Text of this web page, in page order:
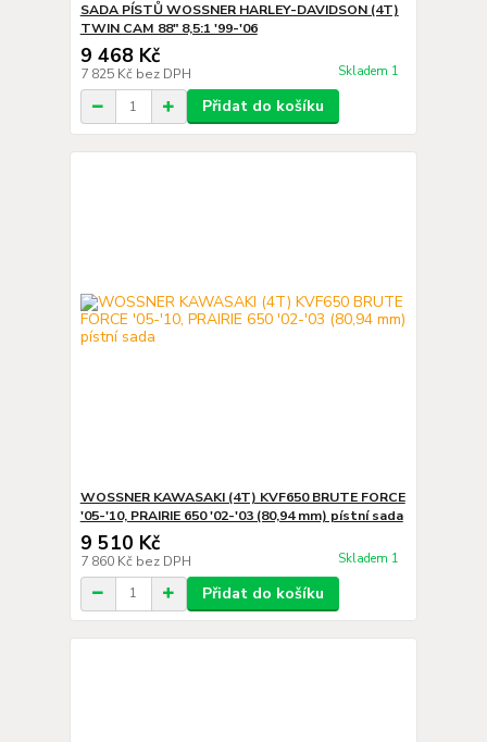
SADA PÍSTŮ WOSSNER HARLEY-DAVIDSON (4T)
TWIN CAM 88" 8,5:1 '99-'06
9 468 Kč
7 825 Kč bez DPH Skladem 1
Přidat do košíku
WOSSNER KAWASAKI (4T) KVF650 BRUTE FORCE
'05-'10, PRAIRIE 650 '02-'03 (80,94 mm) pístní sada
9 510 Kč
7 860 Kč bez DPH Skladem 1
Přidat do košíku